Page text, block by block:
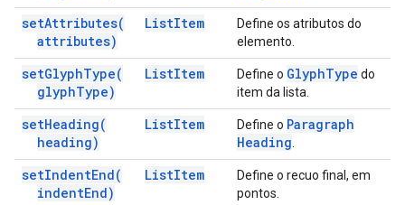
setAttributes(
attributes)
ListItem
Define os atributos do
elemento.
setGlyphType(
glyphType)
ListItem Define o GlyphType do
item da lista.
setHeading(
heading)
ListItem Define o Paragraph
Heading
setIndentEnd(
indentEnd)
ListItem
Define o recuo final, em
pontos.